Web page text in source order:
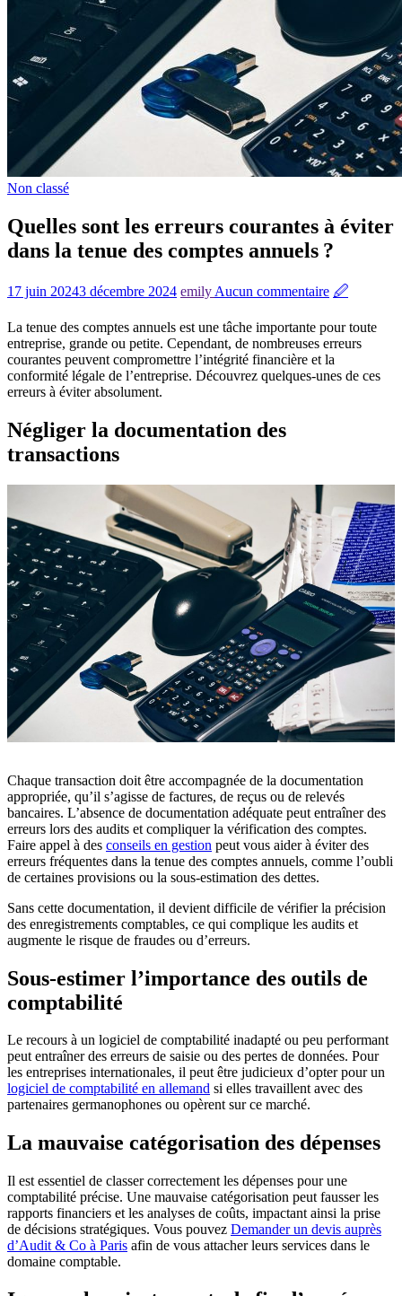
Non classé
Quelles sont les erreurs courantes à éviter
dans la tenue des comptes annuels ?
17 juin 20243 décembre 2024 emily Aucun commentaire 🖉
La tenue des comptes annuels est une tâche importante pour toute
entreprise, grande ou petite. Cependant, de nombreuses erreurs
courantes peuvent compromettre l’intégrité financière et la
conformité légale de l’entreprise. Découvrez quelques-unes de ces
erreurs à éviter absolument.
Négliger la documentation des
transactions
Chaque transaction doit être accompagnée de la documentation
appropriée, qu’il s’agisse de factures, de reçus ou de relevés
bancaires. L’absence de documentation adéquate peut entraîner des
erreurs lors des audits et compliquer la vérification des comptes.
Faire appel à des conseils en gestion peut vous aider à éviter des
erreurs fréquentes dans la tenue des comptes annuels, comme l’oubli
de certaines provisions ou la sous-estimation des dettes.
Sans cette documentation, il devient difficile de vérifier la précision
des enregistrements comptables, ce qui complique les audits et
augmente le risque de fraudes ou d’erreurs.
Sous-estimer l’importance des outils de
comptabilité
Le recours à un logiciel de comptabilité inadapté ou peu performant
peut entraîner des erreurs de saisie ou des pertes de données. Pour
les entreprises internationales, il peut être judicieux d’opter pour un
logiciel de comptabilité en allemand si elles travaillent avec des
partenaires germanophones ou opèrent sur ce marché.
La mauvaise catégorisation des dépenses
Il est essentiel de classer correctement les dépenses pour une
comptabilité précise. Une mauvaise catégorisation peut fausser les
rapports financiers et les analyses de coûts, impactant ainsi la prise
de décisions stratégiques. Vous pouvez Demander un devis auprès
d’Audit & Co à Paris afin de vous attacher leurs services dans le
domaine comptable.